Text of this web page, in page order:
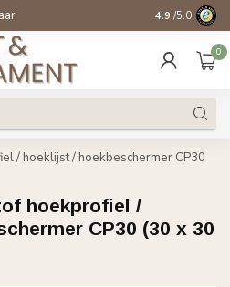
14 dagen
4.9 /5.0
0
/ hoeklijst / hoekbeschermer CP30
hoekprofiel /
CP30 (30 x 30